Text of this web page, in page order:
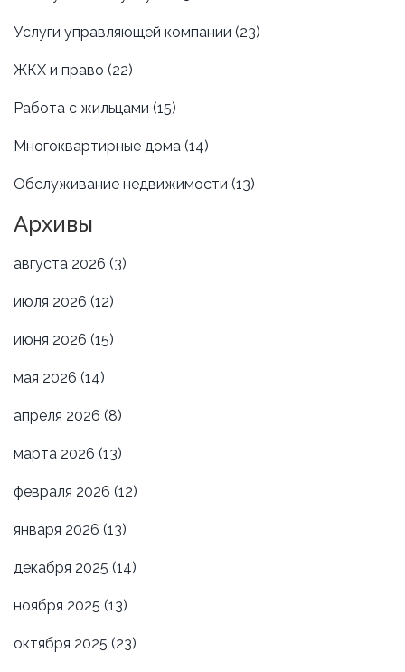
Услуги управляющей компании (23)
ЖКХ и право (22)
Работа с жильцами (15)
Многоквартирные дома (14)
Обслуживание недвижимости (13)
Архивы
августа 2026 (3)
июля 2026 (12)
июня 2026 (15)
мая 2026 (14)
апреля 2026 (8)
марта 2026 (13)
февраля 2026 (12)
января 2026 (13)
декабря 2025 (14)
ноября 2025 (13)
октября 2025 (23)